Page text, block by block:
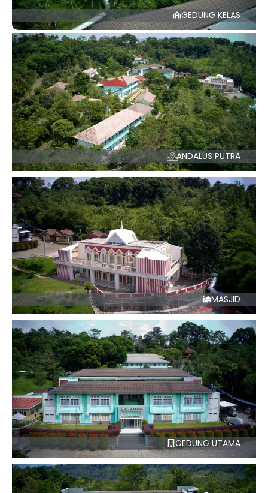
GEDUNG KELAS
ANDALUS PUTRA
MASJID
GEDUNG UTAMA